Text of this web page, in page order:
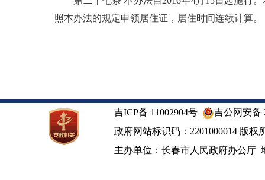
照本办法的规定申领居住证，居住时间连续计算。